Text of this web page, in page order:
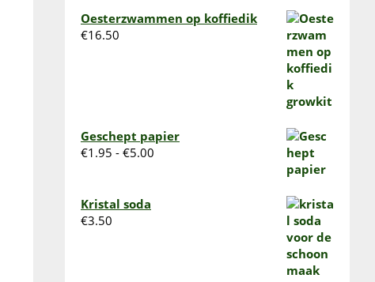
Oesterzwammen op koffiedik
€16.50
Geschept papier
€1.95 - €5.00
Kristal soda
€3.50